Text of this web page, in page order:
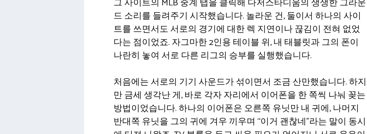
그 사이트의 MLB 중계 탭을 클릭해 다저스타디움의 생생한 그라운
드 소리를 들려주기 시작했습니다. 놀라운 건, 둘이서 하나의 사이
트를 쓰면서도 서로의 경기에 대한 렉 지연이나 끊김이 전혀 없었
다는 점이었죠. 자그마한 2인용 테이블 위, 내 태블릿과 그의 폰이
나란히 놓여 서로 다른 리그의 승부를 실행했습니다.
처음에는 서로의 기기 사운드가 섞이면서 조금 산만했습니다. 하지
만 금세 생각난 게, 바로 각자 자리에서 이어폰을 한 쪽씩 나눠 꽂는
방법이었습니다. 하나의 이어폰은 오른쪽 유닛만 내 귀에, 나머지
반대쪽 유닛을 그의 귀에 겨우 끼우며 “이거 괜찮네”라는 말이 동시